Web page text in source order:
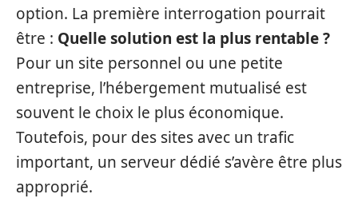
option. La première interrogation pourrait
être : Quelle solution est la plus rentable ?
Pour un site personnel ou une petite
entreprise, l’hébergement mutualisé est
souvent le choix le plus économique.
Toutefois, pour des sites avec un trafic
important, un serveur dédié s’avère être plus
approprié.